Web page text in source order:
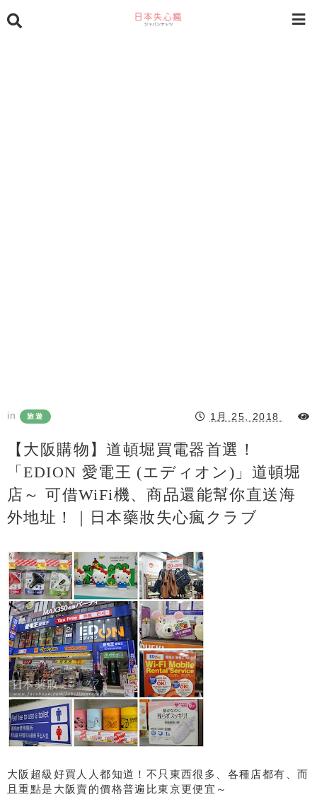
in 旅遊 1月 25, 2018
【大阪購物】道頓堀買電器首選！
「EDION 愛電王 (エディオン)」道頓堀
店～ 可借WiFi機、商品還能幫你直送海
外地址！｜日本藥妝失心瘋クラブ
大阪超級好買人人都知道！不只東西很多、各種店都有、而
且重點是大阪賣的價格普遍比東京更便宜～